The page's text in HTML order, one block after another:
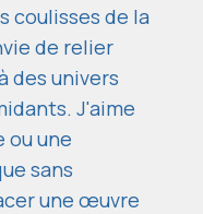
coulisses de la
de relier
des univers
J'aime
ou une
sans
une œuvre